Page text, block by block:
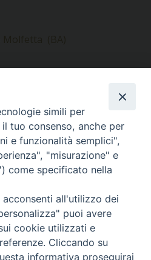
Molfetta (BA)
simili per
tuo consenso, anche per
e funzionalità semplici",
"misurazione" e
come specificato nella
all'utilizzo dei
puoi avere
cookie utilizzati e
Cliccando su
informativa proseguirai